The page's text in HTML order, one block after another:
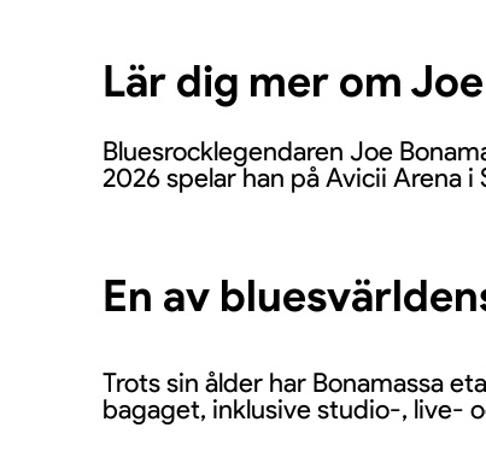
Lär dig mer om
Bluesrocklegendaren Joe
2026 spelar han på Avicii Arena
En av
Trots sin ålder har Bonamassa
bagaget, inklusive studio-, live-